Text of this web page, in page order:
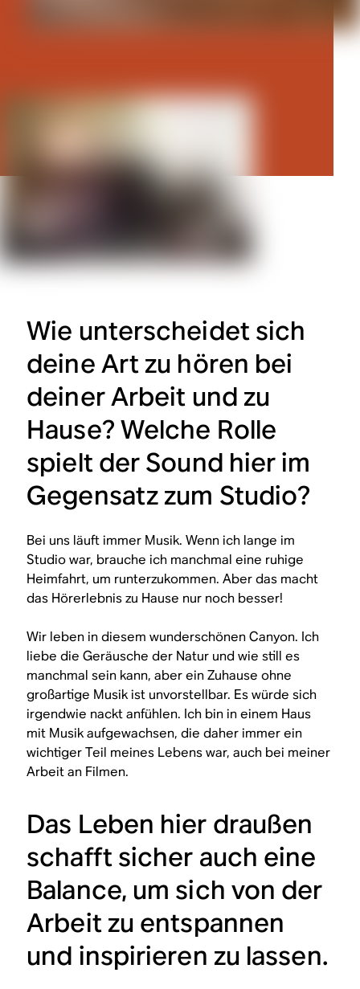
Wie unterscheidet sich
deine Art zu hören bei
deiner Arbeit und zu
Hause? Welche Rolle
spielt der Sound hier im
Gegensatz zum Studio?
Bei uns läuft immer Musik. Wenn ich lange im
Studio war, brauche ich manchmal eine ruhige
Heimfahrt, um runterzukommen. Aber das macht
das Hörerlebnis zu Hause nur noch besser!
Wir leben in diesem wunderschönen Canyon. Ich
liebe die Geräusche der Natur und wie still es
manchmal sein kann, aber ein Zuhause ohne
großartige Musik ist unvorstellbar. Es würde sich
irgendwie nackt anfühlen. Ich bin in einem Haus
mit Musik aufgewachsen, die daher immer ein
wichtiger Teil meines Lebens war, auch bei meiner
Arbeit an Filmen.
Das Leben hier draußen
schafft sicher auch eine
Balance, um sich von der
Arbeit zu entspannen
und inspirieren zu lassen.